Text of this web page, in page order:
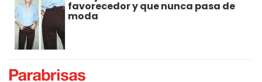
favorecedor y que nunca pasa de
moda